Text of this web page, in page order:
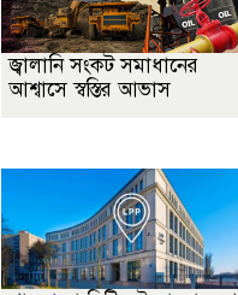
জ্বালানি সংকট সমাধানের
আশ্বাসে স্বস্তির আভাস